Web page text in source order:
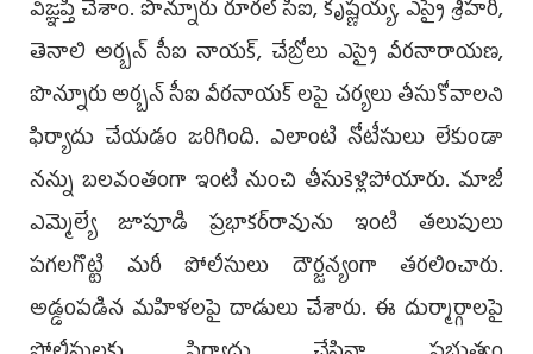
విజ్ఞ‌ప్తి చేశాం. పొన్నూరు రూర‌ల్ సీఐ, కృష్ణయ్య‌, ఎస్సై శ్రీహ‌రి,
తెనాలి అర్బ‌న్ సీఐ నాయ‌క్‌, చేబ్రోలు ఎస్సై వీరనారాయ‌ణ‌,
పొన్నూరు అర్బ‌న్ సీఐ వీర‌నాయ‌క్ ల‌పై చ‌ర్యలు తీసుకోవాల‌ని
ఫిర్యాదు చేయ‌డం జ‌రిగింది. ఎలాంటి నోటీసులు లేకుండా
నన్ను బ‌ల‌వంతంగా ఇంటి నుంచి తీసుకెళ్లిపోయారు. మాజీ
ఎమ్మెల్యే జూపూడి ప్ర‌భాక‌ర్‌రావును ఇంటి త‌లుపులు
ప‌గ‌ల‌గొట్టి మ‌రీ పోలీసులు దౌర్జ‌న్యంగా త‌ర‌లించారు.
అడ్డంప‌డిన మ‌హిళ‌ల‌పై దాడులు చేశారు. ఈ దుర్మార్గాల‌పై